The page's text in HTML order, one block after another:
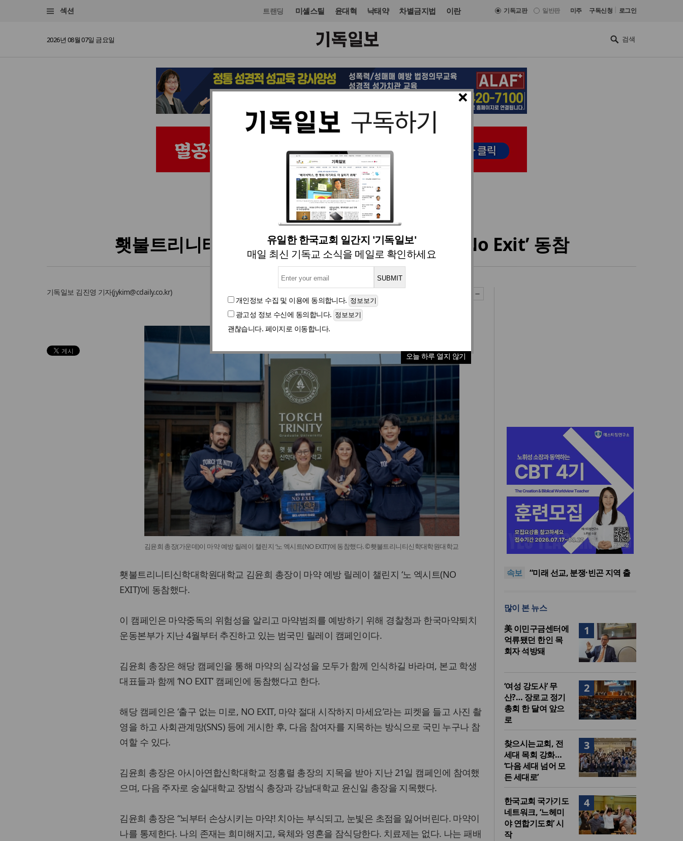
섹션 트랜딩 미셸스틸 윤대혁 낙태약 차별금지법 이란 기독교판 일반판 미주 구독신청 로그인
2026년 08월 07일 금요일
×
유일한 한국교회 일간지 '기독일보'
매일 최신 기독교 소식을 메일로 확인하세요
개인정보 수집 및 이용에 동의합니다.
광고성 정보 수신에 동의합니다.
괜찮습니다. 페이지로 이동합니다.
오늘 하루 열지 않기
사회 입력 2023. 08. 28 10:31
횃불트리니티 김윤희 총장, 마약 예방 캠페인 ‘No Exit’ 동참
기독일보 김진영 기자(jykim@cdaily.co.kr)
김윤희 총장(가운데)이 마약 예방 릴레이 챌린지 ‘노 엑시트(NO EXIT)’에 동참했다. ©횃불트리니티신학대학원대학교
횃불트리니티신학대학원대학교 김윤희 총장이 마약 예방 릴레이 챌린지 ‘노 엑시트(NO
EXIT)’에 동참했다.
이 캠페인은 마약중독의 위험성을 알리고 마약범죄를 예방하기 위해 경찰청과 한국마약퇴치
운동본부가 지난 4월부터 추진하고 있는 범국민 릴레이 캠페인이다.
김윤희 총장은 해당 캠페인을 통해 마약의 심각성을 모두가 함께 인식하길 바라며, 본교 학생
대표들과 함께 ‘NO EXIT’ 캠페인에 동참했다고 한다.
해당 캠페인은 ‘출구 없는 미로, NO EXIT, 마약 절대 시작하지 마세요’라는 피켓을 들고 사진 촬
영을 하고 사회관계망(SNS) 등에 게시한 후, 다음 참여자를 지목하는 방식으로 국민 누구나 참
여할 수 있다.
김윤희 총장은 아시아연합신학대학교 정홍렬 총장의 지목을 받아 지난 21일 캠페인에 참여했
으며, 다음 주자로 숭실대학교 장범식 총장과 강남대학교 윤신일 총장을 지목했다.
김윤희 총장은 “뇌부터 손상시키는 마약! 치아는 부식되고, 눈빛은 초점을 잃어버린다. 마약이
나를 통제한다. 나의 존재는 희미해지고, 육체와 영혼을 잠식당한다. 치료제는 없다. 나는 패배
속보
[최원호 목사의 영혼의 양식 63]
말씀은 같은데 왜 열매는 다를
美 이민구금센터에 억류됐던
“미사일 속에서도 복음은 전해
“미래 선교, 분쟁·빈곤 지역 출
발
말씀은 같은데 왜 열매는 다를
美 이민구금센터에 억류됐던
한인 목회자 석방돼
많이 본 뉴스
1
美 이민구금센터에
억류됐던 한인 목
회자 석방돼
2
‘여성 강도사’ 무
산?… 장로교 정기
총회 한 달여 앞으
로
3
찾으시는교회, 전
세대 목회 강화…
‘다음 세대 넘어 모
든 세대로’
4
한국교회 국가기도
네트워크, ‘느헤미
야 연합기도회’ 시
작